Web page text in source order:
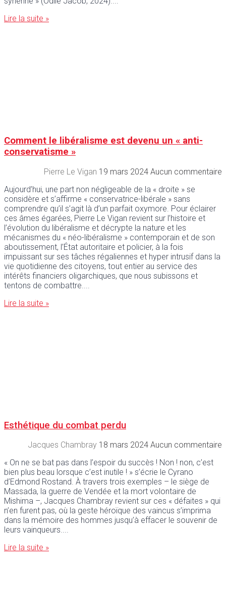
Lire la suite »
Comment le libéralisme est devenu un « anti-
conservatisme »
Pierre Le Vigan 19 mars 2024 Aucun commentaire
Aujourd’hui, une part non négligeable de la « droite » se
considère et s’affirme « conservatrice-libérale » sans
comprendre qu’il s’agit là d’un parfait oxymore. Pour éclairer
ces âmes égarées, Pierre Le Vigan revient sur l’histoire et
l’évolution du libéralisme et décrypte la nature et les
mécanismes du « néo-libéralisme » contemporain et de son
aboutissement, l’État autoritaire et policier, à la fois
impuissant sur ses tâches régaliennes et hyper intrusif dans la
vie quotidienne des citoyens, tout entier au service des
intérêts financiers oligarchiques, que nous subissons et
tentons de combattre.
Lire la suite »
Esthétique du combat perdu
Jacques Chambray 18 mars 2024 Aucun commentaire
« On ne se bat pas dans l’espoir du succès ! Non ! non, c’est
bien plus beau lorsque c’est inutile ! » s’écrie le Cyrano
d’Edmond Rostand. À travers trois exemples – le siège de
Massada, la guerre de Vendée et la mort volontaire de
Mishima –, Jacques Chambray revient sur ces « défaites » qui
n’en furent pas, où la geste héroïque des vaincus s’imprima
dans la mémoire des hommes jusqu’à effacer le souvenir de
leurs vainqueurs.
Lire la suite »